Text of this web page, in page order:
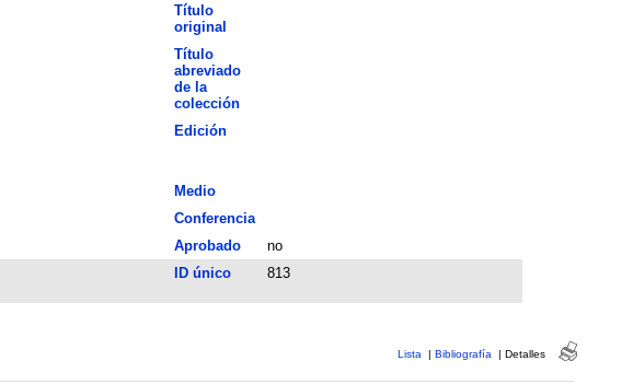
Título
original
Título
abreviado
de la
colección
Edición
Medio
Conferencia
Aprobado
no
ID único 813
Lista | Bibliografía | Detalles